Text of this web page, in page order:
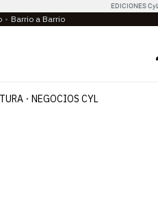
EDICIONES CyL
Barrio a Barrio
NEGOCIOS CYL